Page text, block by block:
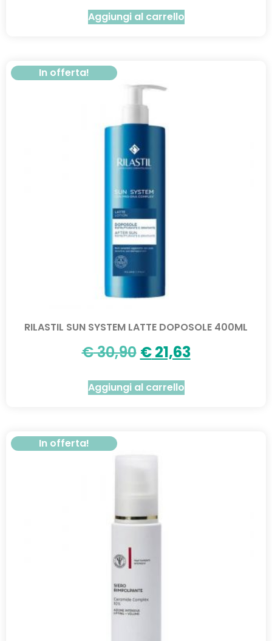
Aggiungi al carrello
In offerta!
RILASTIL SUN SYSTEM LATTE DOPOSOLE 400ML
€30,90 €21,63
Aggiungi al carrello
In offerta!